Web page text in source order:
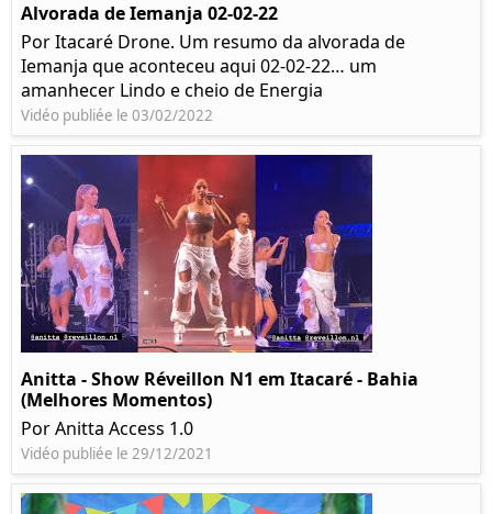
Alvorada de Iemanja 02-02-22
Por Itacaré Drone. Um resumo da alvorada de
Iemanja que aconteceu aqui 02-02-22… um
amanhecer Lindo e cheio de Energia
Vidéo publiée le 03/02/2022
Anitta - Show Réveillon N1 em Itacaré - Bahia
(Melhores Momentos)
Por Anitta Access 1.0
Vidéo publiée le 29/12/2021